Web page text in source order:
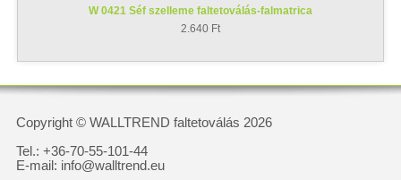
W 0421 Séf szelleme faltetoválás-falmatrica
2.640 Ft
Copyright © WALLTREND faltetoválás 2026
Tel.: +36-70-55-101-44
E-mail: info@walltrend.eu